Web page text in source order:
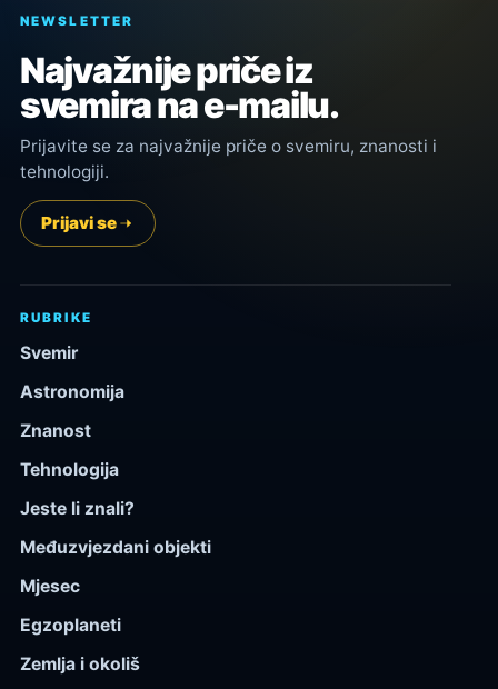
NEWSLETTER
Najvažnije priče iz
svemira na e-mailu.
Prijavite se za najvažnije priče o svemiru, znanosti i
tehnologiji.
Prijavi se
RUBRIKE
Svemir
Astronomija
Znanost
Tehnologija
Jeste li znali?
Međuzvjezdani objekti
Mjesec
Egzoplaneti
Zemlja i okoliš